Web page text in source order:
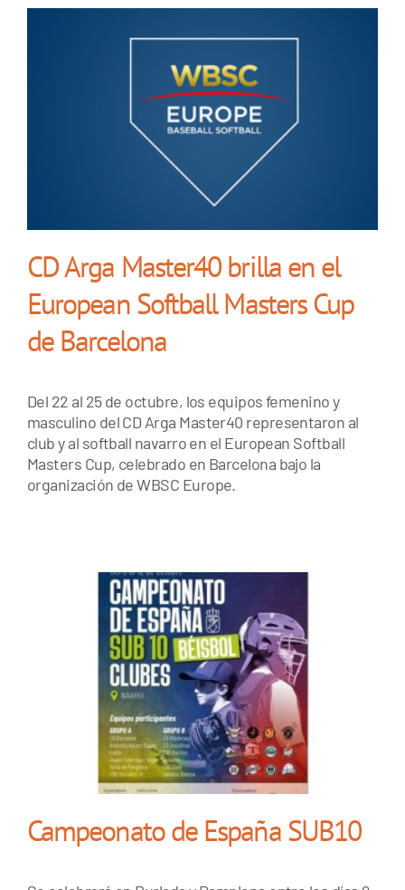
CD Arga Master40 brilla en el
European Softball Masters Cup
de Barcelona
Del 22 al 25 de octubre, los equipos femenino y
masculino del CD Arga Master40 representaron al
club y al softball navarro en el European Softball
Masters Cup, celebrado en Barcelona bajo la
organización de WBSC Europe.
Campeonato de España SUB10